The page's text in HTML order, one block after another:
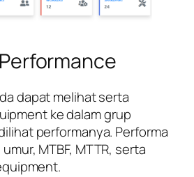
dapat melihat serta
ke dalam grup
performanya. Performa
MTBF, MTTR, serta